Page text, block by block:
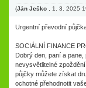
(Ján Ješko 1. 3. 2025
Urgentní převodní
SOCIÁLNÍ FINANCE
Dobrý den, paní a
nevysvětlitelné
půjčky můžete získat
ochotné přehodnotit